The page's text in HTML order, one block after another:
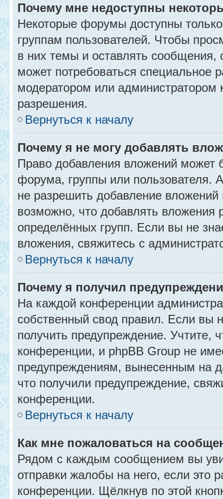
Почему мне недоступны
Некоторые форумы доступны
группам пользователей. Чтобы
в них темы и оставлять сообщения,
может потребоваться специальное
модератором или администратором
разрешения.
Вернуться к началу
Почему я не могу добавлять
Право добавления вложений может
форума, группы или пользователя.
не разрешить добавление
возможно, что добавлять вложения
определённых групп. Если вы не
вложения, свяжитесь с
Вернуться к началу
Почему я получил
На каждой конференции
собственный свод правил. Если вы
получить предупреждение. Учтите,
конференции, и phpBB Group не
предупреждениям, вынесенным на
что получили предупреждение,
конференции.
Вернуться к началу
Как мне пожаловаться на
Рядом с каждым сообщением вы
отправки жалобы на него, если это
конференции. Щёлкнув по этой